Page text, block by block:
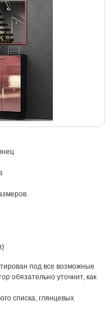
под все возможные
обязательно уточнит, как
списка, глянцевых